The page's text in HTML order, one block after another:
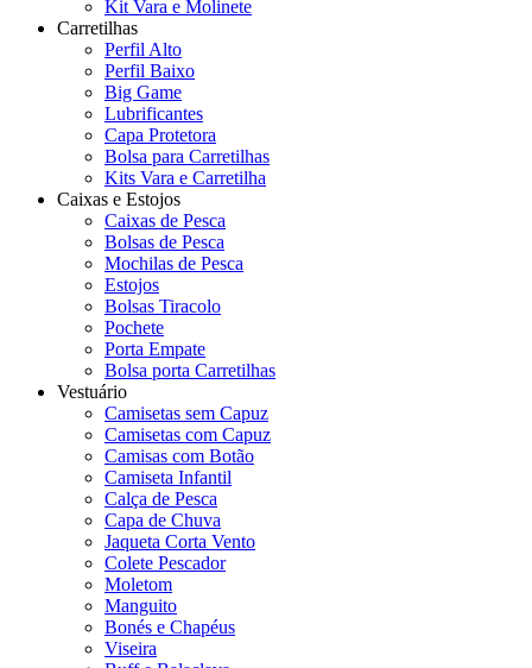
Kit Vara e Molinete
Carretilhas
Perfil Alto
Perfil Baixo
Big Game
Lubrificantes
Capa Protetora
Bolsa para Carretilhas
Kits Vara e Carretilha
Caixas e Estojos
Caixas de Pesca
Bolsas de Pesca
Mochilas de Pesca
Estojos
Bolsas Tiracolo
Pochete
Porta Empate
Bolsa porta Carretilhas
Vestuário
Camisetas sem Capuz
Camisetas com Capuz
Camisas com Botão
Camiseta Infantil
Calça de Pesca
Capa de Chuva
Jaqueta Corta Vento
Colete Pescador
Moletom
Manguito
Bonés e Chapéus
Viseira